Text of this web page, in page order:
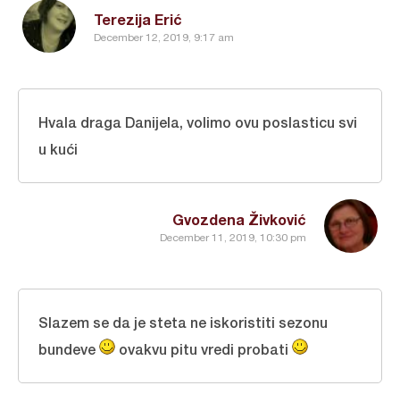
Terezija Erić
December 12, 2019, 9:17 am
Gvozdena Živković
December 11, 2019, 10:30 pm
Hvala draga Danijela, volimo ovu poslasticu svi
u kući
Slazem se da je steta ne iskoristiti sezonu
bundeve
ovakvu pitu vredi probati